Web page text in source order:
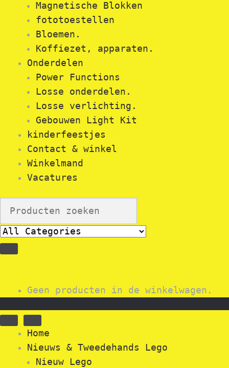
Magnetische Blokken
fototoestellen
Bloemen.
Koffiezet, apparaten.
Onderdelen
Power Functions
Losse onderdelen.
Losse verlichting.
Gebouwen Light Kit
kinderfeestjes
Contact & winkel
Winkelmand
Vacatures
Geen producten in de winkelwagen.
Home
Nieuws & Tweedehands Lego
Nieuw Lego